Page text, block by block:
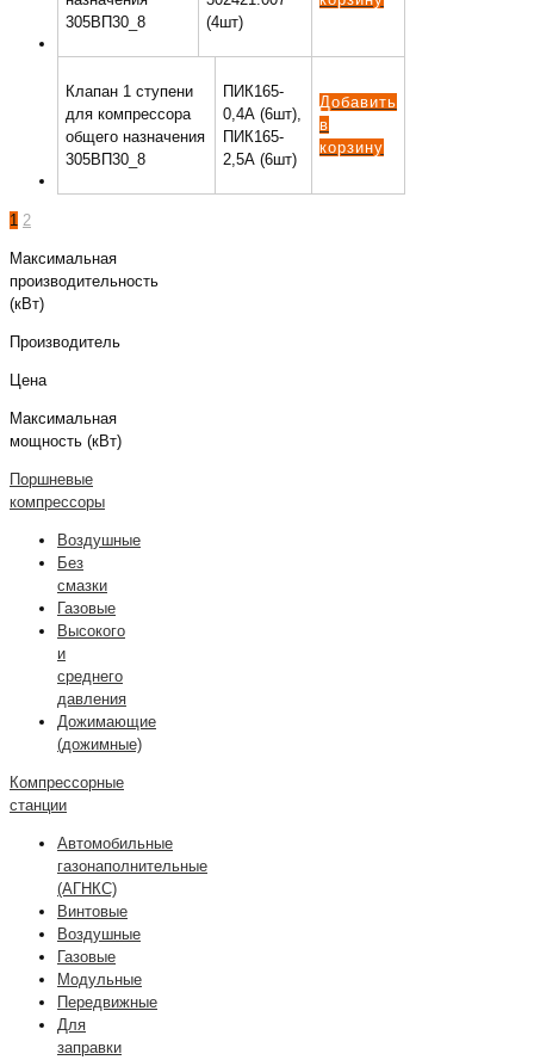
305ВП30_8
(4шт)
Клапан 1 ступени
для компрессора
общего назначения
305ВП30_8
ПИК165-
0,4А (6шт),
ПИК165-
2,5А (6шт)
Добавить
в
корзину
1 2
Максимальная
производительность
(кВт)
Производитель
Цена
Максимальная
мощность (кВт)
Поршневые
компрессоры
Воздушные
Без
смазки
Газовые
Высокого
и
среднего
давления
Дожимающие
(дожимные)
Компрессорные
станции
Автомобильные
газонаполнительные
(АГНКС)
Винтовые
Воздушные
Газовые
Модульные
Передвижные
Для
заправки